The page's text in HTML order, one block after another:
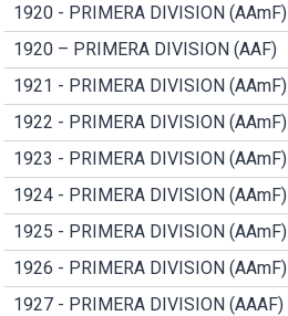
1920 - PRIMERA DIVISION (AAmF)
1920 – PRIMERA DIVISION (AAF)
1921 - PRIMERA DIVISION (AAmF)
1922 - PRIMERA DIVISION (AAmF)
1923 - PRIMERA DIVISION (AAmF)
1924 - PRIMERA DIVISION (AAmF)
1925 - PRIMERA DIVISION (AAmF)
1926 - PRIMERA DIVISION (AAmF)
1927 - PRIMERA DIVISION (AAAF)